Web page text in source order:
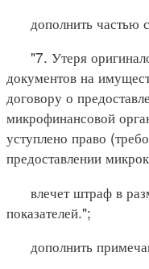
дополнить частью
"7. Утеря
документов на
договору о
микрофинансовой
уступлено право
предоставлении
влечет штраф в
показателей.";
дополнить